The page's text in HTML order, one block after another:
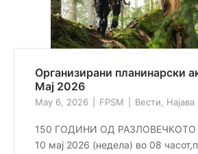
Организирани планинарски
Мај 2026
May 6, 2026 FPSM Вести, Најава
150 ГОДИНИ ОД РАЗЛОВЕЧКОТО
10 мај 2026 (недела) во 08